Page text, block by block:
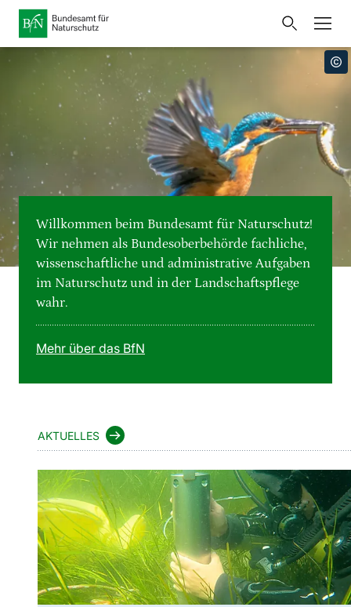
Öffnet
externe
Seite
Link
zur
Startseite
Direkt zur Hauptnavigation
Direkt zur Hauptinhalte
Direkt zur Fusszeile
Bundesamt für Naturschutz
Metanavigation
Startseite
Publikationen
Veranstaltungen
Karten und Daten
Leichte Sprache
Gebärdensprache
Willkommen beim Bundesamt für Naturschutz!
Wir nehmen als Bundesoberbehörde fachliche,
wissenschaftliche und administrative Aufgaben
im Naturschutz und in der Landschaftspflege
wahr.
Mehr über das BfN
AKTUELLES